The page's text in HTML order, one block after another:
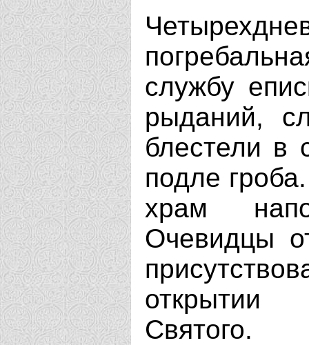
службу
рыданий,
блестели в
подле
храм
Очевидцы
открытии
Святого.